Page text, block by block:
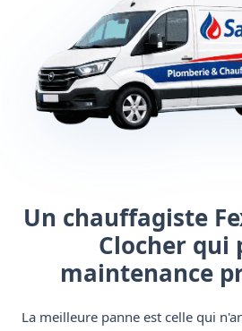
Un chauffagiste
Clocher qui
maintenance
La meilleure panne est celle qui